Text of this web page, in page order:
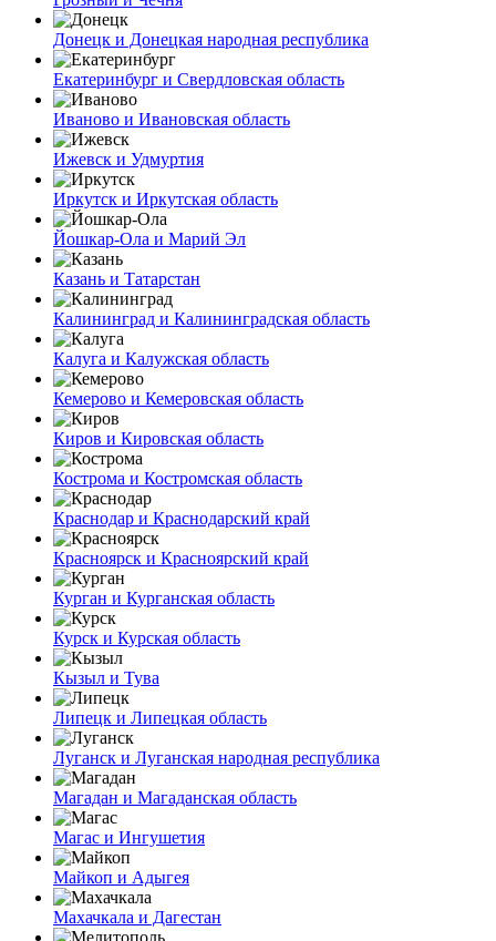
Донецк и Донецкая народная республика
Екатеринбург и Свердловская область
Иваново и Ивановская область
Ижевск и Удмуртия
Иркутск и Иркутская область
Йошкар-Ола и Марий Эл
Казань и Татарстан
Калининград и Калининградская область
Калуга и Калужская область
Кемерово и Кемеровская область
Киров и Кировская область
Кострома и Костромская область
Краснодар и Краснодарский край
Красноярск и Красноярский край
Курган и Курганская область
Курск и Курская область
Кызыл и Тува
Липецк и Липецкая область
Луганск и Луганская народная республика
Магадан и Магаданская область
Магас и Ингушетия
Майкоп и Адыгея
Махачкала и Дагестан